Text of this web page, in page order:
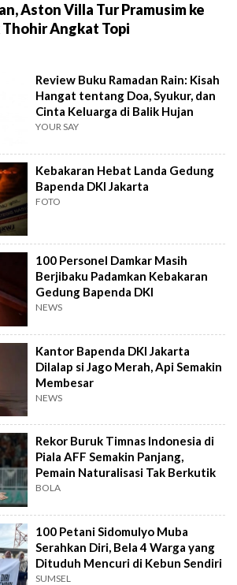
Aston Villa Tur Pramusim ke
Angkat Topi
Review Buku Ramadan Rain: Kisah
Hangat tentang Doa, Syukur, dan
Cinta Keluarga di Balik Hujan
YOUR SAY
Kebakaran Hebat Landa Gedung
Bapenda DKI Jakarta
FOTO
100 Personel Damkar Masih
Berjibaku Padamkan Kebakaran
Gedung Bapenda DKI
NEWS
Kantor Bapenda DKI Jakarta
Dilalap si Jago Merah, Api Semakin
Membesar
NEWS
Rekor Buruk Timnas Indonesia di
Piala AFF Semakin Panjang,
Pemain Naturalisasi Tak Berkutik
BOLA
100 Petani Sidomulyo Muba
Serahkan Diri, Bela 4 Warga yang
Dituduh Mencuri di Kebun Sendiri
SUMSEL